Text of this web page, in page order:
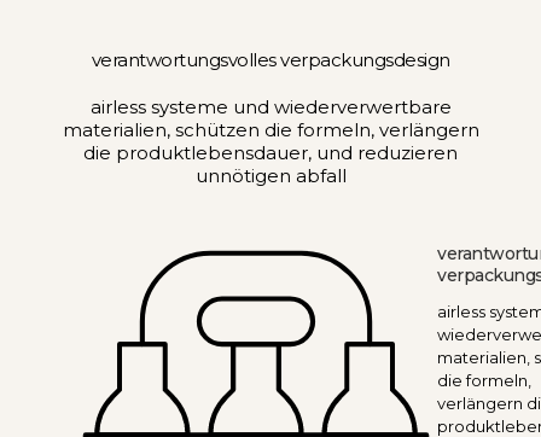
verantwortungsvolles verpackungsdesign
airless systeme und wiederverwertbare
materialien, schützen die formeln, verlängern
die produktlebensdauer, und reduzieren
unnötigen abfall
airless
materialien,
die formeln,
verlängern